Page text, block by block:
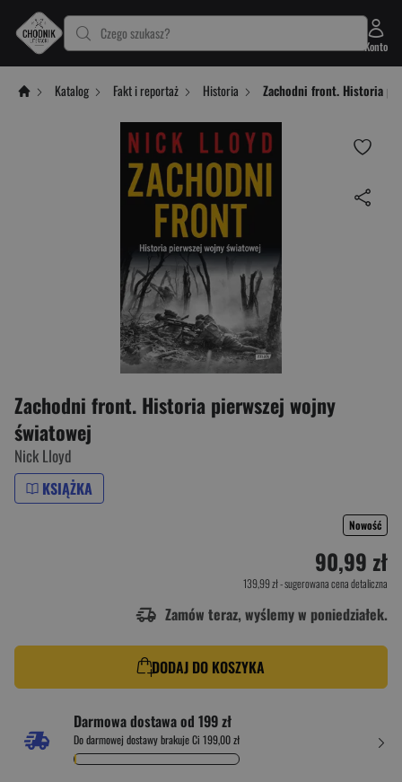
Czego szukasz?
Konto
Katalog Fakt i reportaż Historia Zachodni front. Historia
Zachodni front. Historia pierwszej wojny
światowej
Nick Lloyd
KSIĄŻKA
Nowość
90,99 zł
139,99 zł- sugerowana cena detaliczna
Zamów teraz, wyślemy w poniedziałek.
DODAJ DO KOSZYKA
Darmowa dostawa od 199 zł
Do darmowej dostawy brakuje Ci 199,00 zł